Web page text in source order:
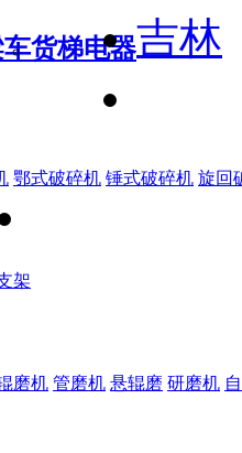
货梯电器
鄂式破碎机 锤式破碎机 旋回
架
磨机 管磨机 悬辊磨 研磨机
吉林